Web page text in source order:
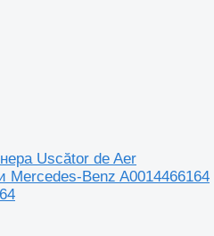
Uscător de Aer
Mercedes-Benz A0014466164